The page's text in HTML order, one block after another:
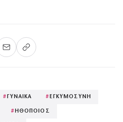
# ΓΥΝΑΙΚΑ # ΕΓΚΥΜΟΣΥΝΗ
# ΗΘΟΠΟΙΟΣ